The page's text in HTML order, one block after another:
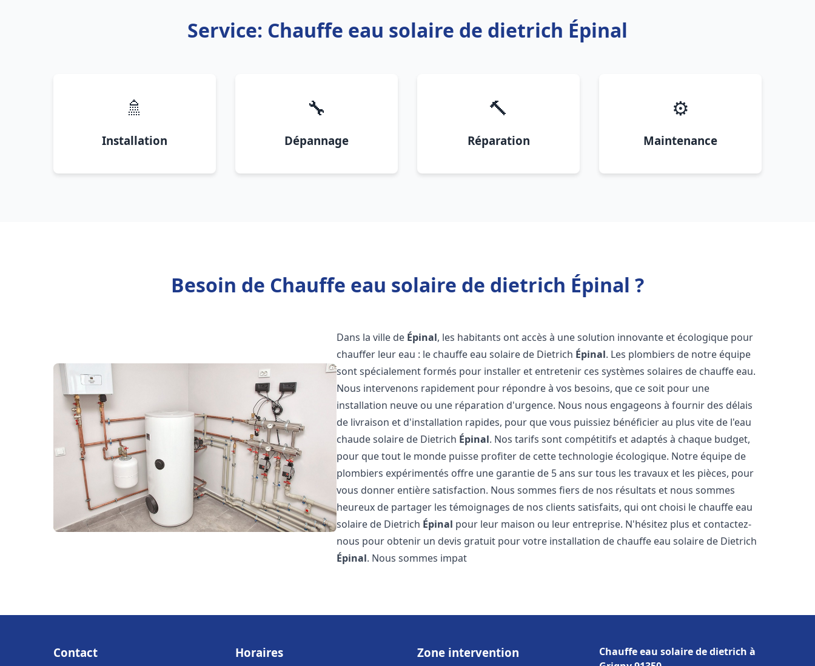
Service: Chauffe eau solaire de dietrich Épinal
🚿
Installation
🔧
Dépannage
🔨
Réparation
⚙️
Maintenance
Besoin de Chauffe eau solaire de dietrich Épinal ?
Dans la ville de Épinal, les habitants ont accès à une solution innovante et écologique pour
chauffer leur eau : le chauffe eau solaire de Dietrich Épinal. Les plombiers de notre équipe
sont spécialement formés pour installer et entretenir ces systèmes solaires de chauffe eau.
Nous intervenons rapidement pour répondre à vos besoins, que ce soit pour une
installation neuve ou une réparation d'urgence. Nous nous engageons à fournir des délais
de livraison et d'installation rapides, pour que vous puissiez bénéficier au plus vite de l'eau
chaude solaire de Dietrich Épinal. Nos tarifs sont compétitifs et adaptés à chaque budget,
pour que tout le monde puisse profiter de cette technologie écologique. Notre équipe de
plombiers expérimentés offre une garantie de 5 ans sur tous les travaux et les pièces, pour
vous donner entière satisfaction. Nous sommes fiers de nos résultats et nous sommes
heureux de partager les témoignages de nos clients satisfaits, qui ont choisi le chauffe eau
solaire de Dietrich Épinal pour leur maison ou leur entreprise. N'hésitez plus et contactez-
nous pour obtenir un devis gratuit pour votre installation de chauffe eau solaire de Dietrich
Épinal. Nous sommes impat
Contact Horaires Zone intervention
Chauffe eau solaire de dietrich à